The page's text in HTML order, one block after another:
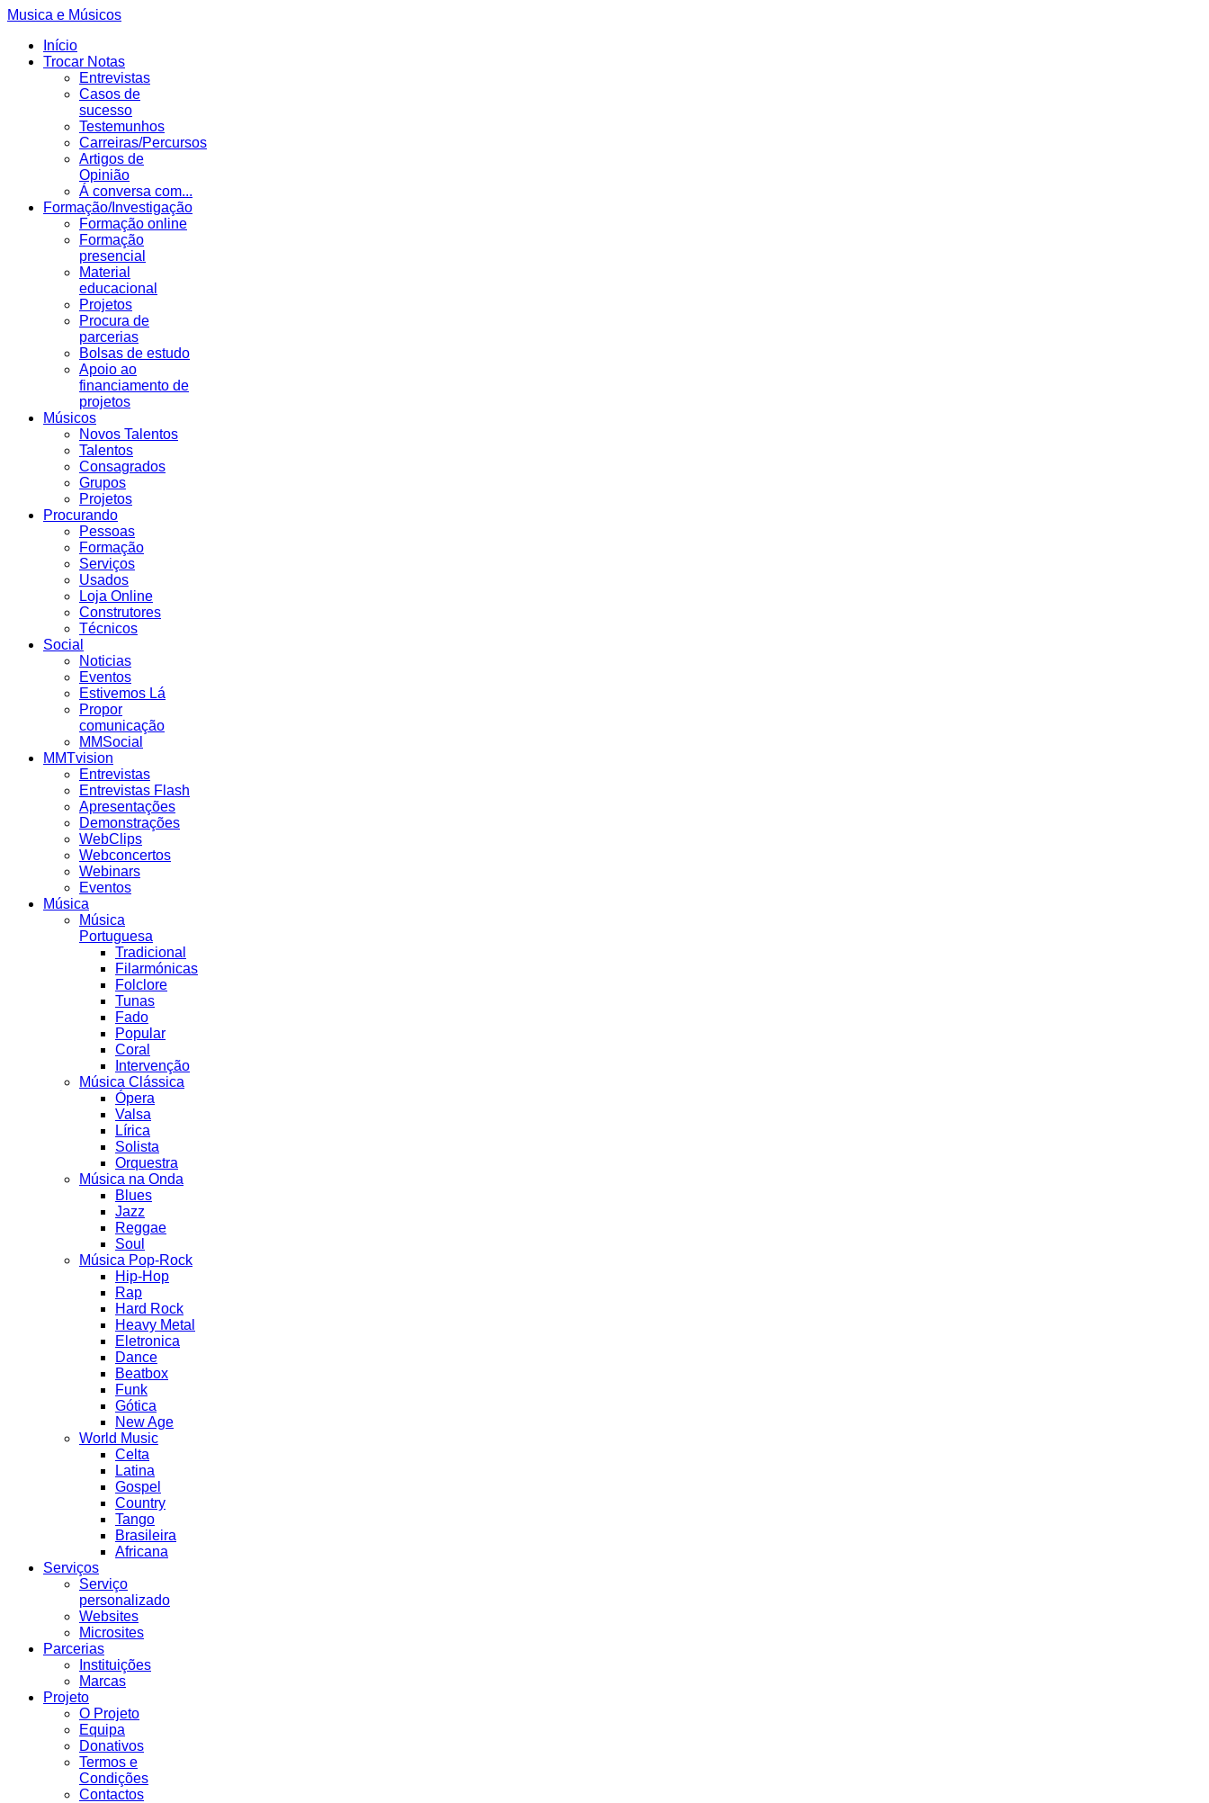
Musica e Músicos
Início
Trocar Notas
Entrevistas
Casos de
sucesso
Testemunhos
Carreiras/Percursos
Artigos de
Opinião
Á conversa com...
Formação/Investigação
Formação online
Formação
presencial
Material
educacional
Projetos
Procura de
parcerias
Bolsas de estudo
Apoio ao
financiamento de
projetos
Músicos
Novos Talentos
Talentos
Consagrados
Grupos
Projetos
Procurando
Pessoas
Formação
Serviços
Usados
Loja Online
Construtores
Técnicos
Social
Noticias
Eventos
Estivemos Lá
Propor
comunicação
MMSocial
MMTvision
Entrevistas
Entrevistas Flash
Apresentações
Demonstrações
WebClips
Webconcertos
Webinars
Eventos
Música
Música
Portuguesa
Tradicional
Filarmónicas
Folclore
Tunas
Fado
Popular
Coral
Intervenção
Música Clássica
Ópera
Valsa
Lírica
Solista
Orquestra
Música na Onda
Blues
Jazz
Reggae
Soul
Música Pop-Rock
Hip-Hop
Rap
Hard Rock
Heavy Metal
Eletronica
Dance
Beatbox
Funk
Gótica
New Age
World Music
Celta
Latina
Gospel
Country
Tango
Brasileira
Africana
Serviços
Serviço
personalizado
Websites
Microsites
Parcerias
Instituições
Marcas
Projeto
O Projeto
Equipa
Donativos
Termos e
Condições
Contactos